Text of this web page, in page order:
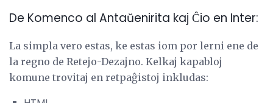
De Komenco al Antaŭenirita kaj Ĉio en Inter:
La simpla vero estas, ke estas iom por lerni ene de
la regno de Retejo-Dezajno. Kelkaj kapabloj
komune trovitaj en retpaĝistoj inkludas: